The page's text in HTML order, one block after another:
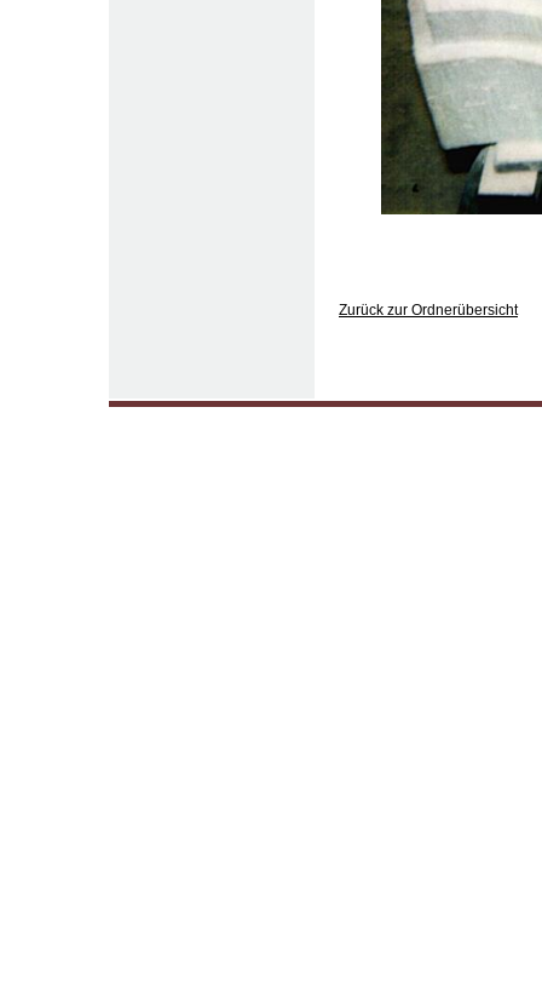
Zurück zur Ordnerübersicht